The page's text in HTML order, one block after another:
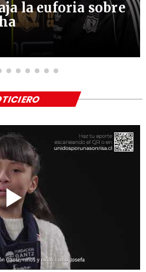
la euforia sobre